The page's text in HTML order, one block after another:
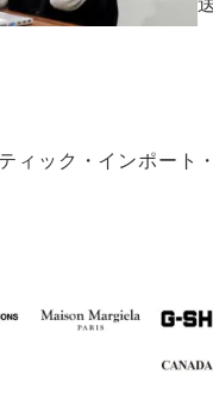
ィック・インポート